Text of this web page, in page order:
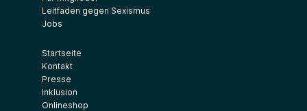
Leitfaden gegen Sexismus
Jobs
Startseite
Kontakt
Presse
Inklusion
Onlineshop